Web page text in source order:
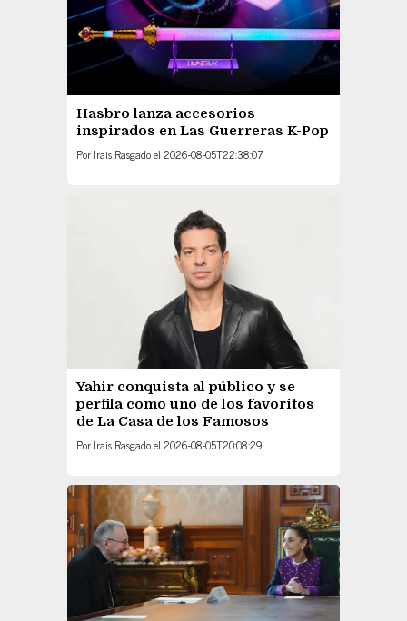
Hasbro lanza accesorios
inspirados en Las Guerreras K-Pop
Por Irais Rasgadoel 2026-08-05T22:38:07
Yahir conquista al público y se
perfila como uno de los favoritos
de La Casa de los Famosos
Por Irais Rasgadoel 2026-08-05T20:08:29